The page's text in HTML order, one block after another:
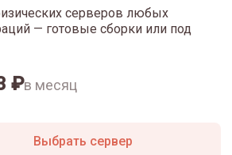
серверов любых
— готовые сборки или под
₽в месяц
Выбрать сервер